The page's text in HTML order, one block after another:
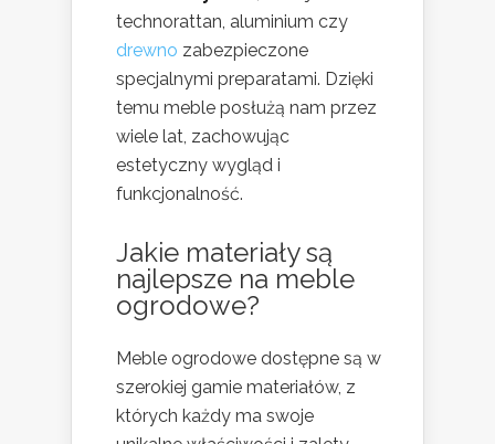
technorattan, aluminium czy
drewno zabezpieczone
specjalnymi preparatami. Dzięki
temu meble posłużą nam przez
wiele lat, zachowując
estetyczny wygląd i
funkcjonalność.
Jakie materiały są
najlepsze na meble
ogrodowe?
Meble ogrodowe dostępne są w
szerokiej gamie materiałów, z
których każdy ma swoje